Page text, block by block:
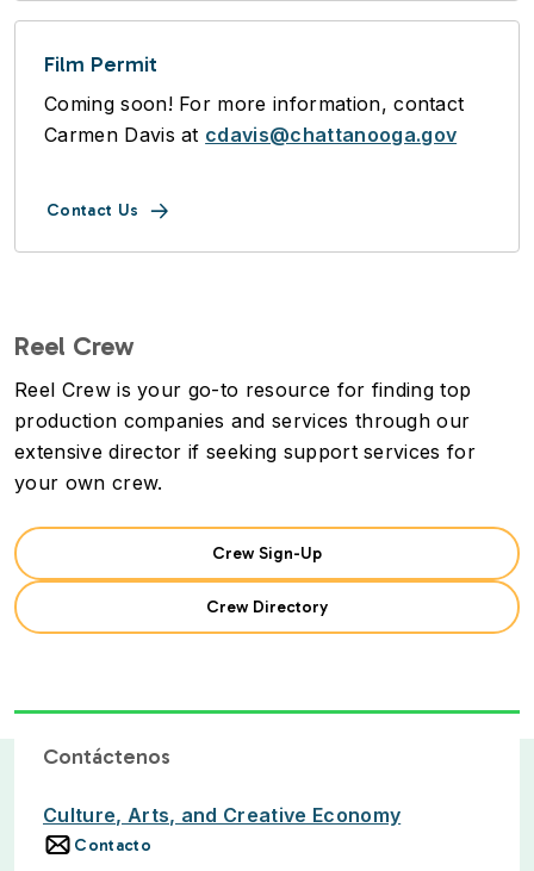
Film Permit
Coming soon! For more information, contact
Carmen Davis at cdavis@chattanooga.gov
Contact Us
Reel Crew
Reel Crew is your go-to resource for finding top
production companies and services through our
extensive director if seeking support services for
your own crew.
Crew Sign-Up
Crew Directory
Contáctenos
Culture, Arts, and Creative Economy
Contacto